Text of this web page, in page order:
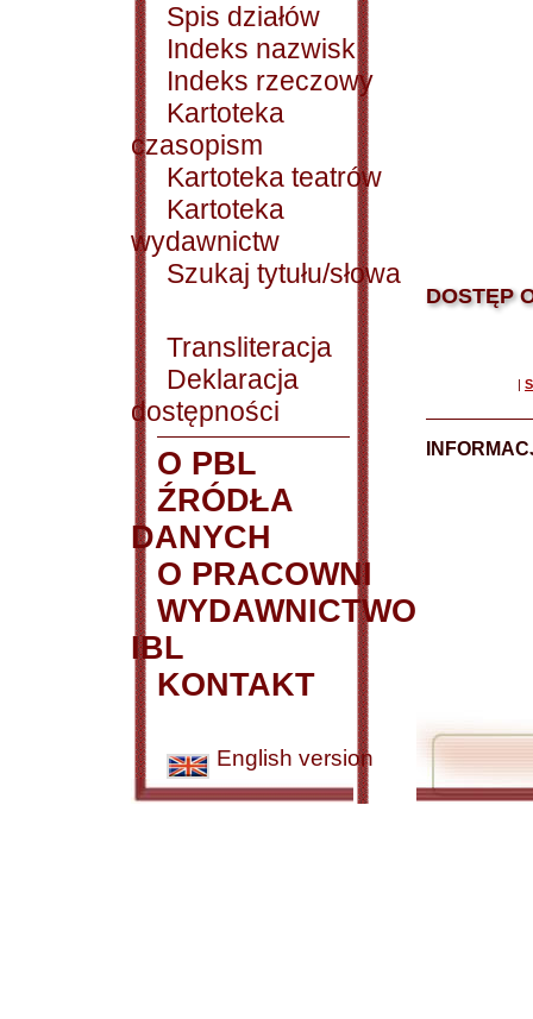
Spis działów
Indeks nazwisk
Indeks rzeczowy
Kartoteka
czasopism
Kartoteka teatrów
Kartoteka
wydawnictw
Szukaj tytułu/słowa
Transliteracja
Deklaracja
dostępności
O PBL
ŹRÓDŁA
DANYCH
O PRACOWNI
WYDAWNICTWO
IBL
KONTAKT
English version
DOSTĘP
|